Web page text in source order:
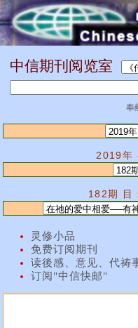
中信期刊阅览室
奉
2019年
182期 目
灵修小品
免费订阅期刊
读後感、意见、代祷
订阅"中信快邮"